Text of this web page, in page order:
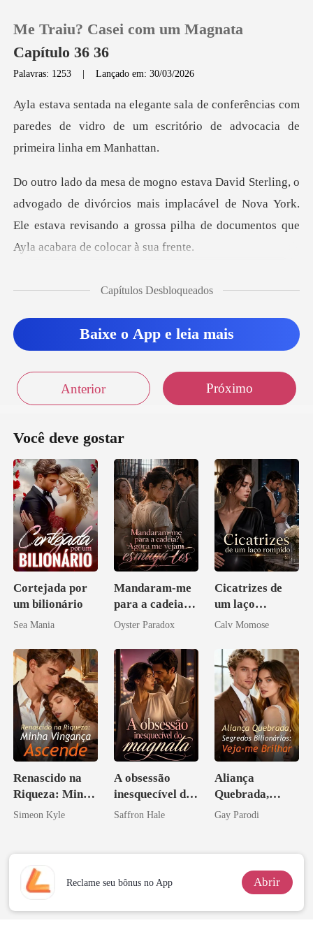
0
Loja
Histórico
Sair
Me Traiu? Casei com um Magnata
Capítulo 36 36
Palavras: 1253 |Lançado em: 30/03/2026
rências com
paredes de vidro de um escritório
e divórcios mais implacável de Nova York.
Ele estava revisando a g
Capítulos Desbloqueados
Baixe o App e leia mais
Anterior Próximo
Você deve gostar
Cortejada por
um bilionário
Sea Mania
Mandaram-me
para a cadeia?
Agora me
los
Oyster Paradox
Cicatrizes de
um laço
rompido
Calv Momose
Renascido na
Riqueza: Minha
Vingança
Simeon Kyle
A obsessão
inesquecível do
magnata
Saffron Hale
Aliança
Quebrada,
Segredos
Gay Parodi
Reclame seu bônus no App Abrir